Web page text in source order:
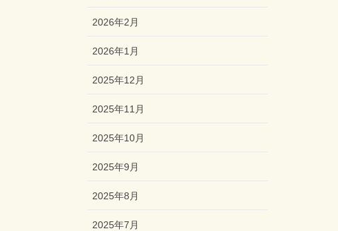
2026年2月
2026年1月
2025年12月
2025年11月
2025年10月
2025年9月
2025年8月
2025年7月